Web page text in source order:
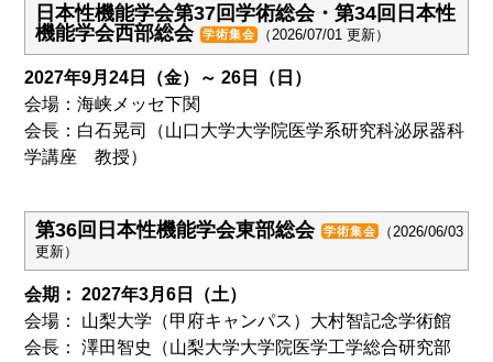
日本性機能学会第37回学術総会・第34回日本性
機能学会西部総会
学術集会 （2026/07/01 更新）
2027年9月24日（金）～ 26日（日）
会場：海峡メッセ下関
会長：白石晃司（山口大学大学院医学系研究科泌尿器科
学講座 教授）
第36回日本性機能学会東部総会 学術集会
（2026/06/03
更新）
会期： 2027年3月6日（土）
会場： 山梨大学（甲府キャンパス）大村智記念学術館
会長： 澤田智史（山梨大学大学院医学工学総合研究部